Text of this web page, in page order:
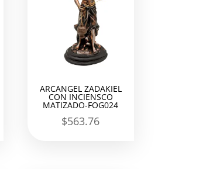
ARCANGEL ZADAKIEL
CON INCIENSCO
MATIZADO-FOG024
$563.76